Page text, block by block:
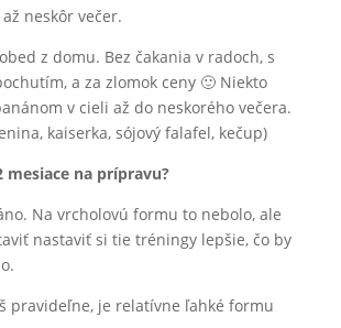
neskôr večer.
z domu. Bez čakania v radoch, s
a za zlomok ceny 🙂 Niekto
v cieli až do neskorého večera.
kaiserka, sójový falafel, kečup)
mesiace na prípravu?
Na vrcholovú formu to nebolo, ale
nastaviť si tie tréningy lepšie, čo by
pravideľne, je relatívne ľahké formu